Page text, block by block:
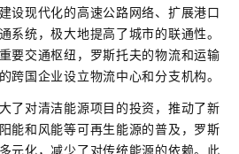
设现代化的高速公路网络、扩展港口
系统，极大地提高了城市的联通性。
要交通枢纽，罗斯托夫的物流和运输
跨国企业设立物流中心和分支机构。
了对清洁能源项目的投资，推动了新
能和风能等可再生能源的普及，罗斯
元化，减少了对传统能源的依赖。此